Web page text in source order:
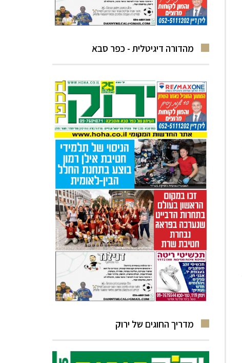
מהדורה דיגיטלית - כפר סבא
מדריך החוגים של ירוק